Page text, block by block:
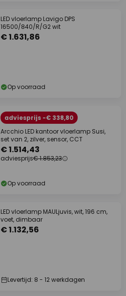
LED vloerlamp Lavigo DPS
16500/840/R/G2 wit
€ 1.631,86
Op voorraad
adviesprijs -€ 338,80
Arcchio LED kantoor vloerlamp Susi,
set van 2, zilver, sensor, CCT
€ 1.514,43
adviesprijs€ 1.853,23
Op voorraad
LED vloerlamp MAULjuvis, wit, 196 cm,
voet, dimbaar
€ 1.132,56
Levertijd: 8 - 12 werkdagen